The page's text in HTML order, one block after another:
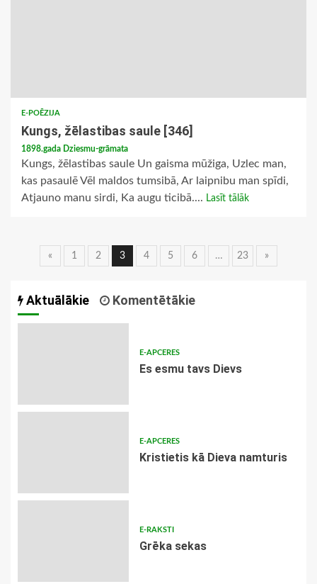
E-POĒZIJA
Kungs, žēlastibas saule [346]
1898.gada Dziesmu-grāmata
Kungs, žēlastibas saule Un gaisma mūžiga, Uzlec man,
kas pasaulē Vēl maldos tumsibā, Ar laipnibu man spīdi,
Atjauno manu sirdi, Ka augu ticibā.... Lasīt tālāk
Ziņu
« 1 2 3 4 5 6 … 23 »
Aktuālākie Komentētākie
E-APCERES
Es esmu tavs Dievs
E-APCERES
Kristietis kā Dieva namturis
E-RAKSTI
Grēka sekas